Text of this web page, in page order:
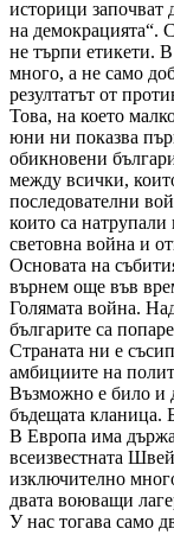
историци започват
на демокрацията“.
не търпи етикети.
много, а не само
резултатът от
Това, на което
юни ни показва
обикновени
между всички,
последователни
които са
световна война и
Основата на
върнем още във
Голямата война.
българите са
Страната ни е
амбициите на
Възможно е било и
бъдещата кланица.
В Европа има
всеизвестната
изключително
двата воюващи
У нас тогава само